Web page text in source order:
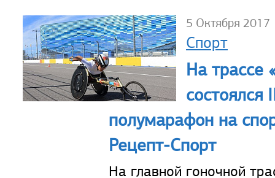
5 Октября 2017
Спорт
На трассе
полумарафон на
Рецепт-Спорт
На главной гоночной